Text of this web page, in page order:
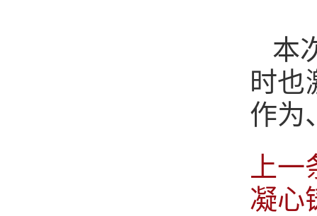
本
时也
作为
上
凝心